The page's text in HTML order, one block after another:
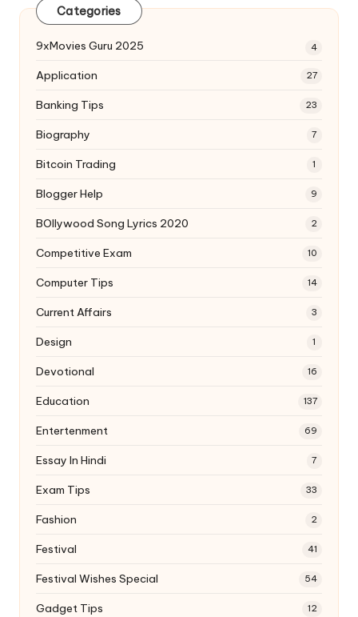
Categories
9xMovies Guru 2025 4
Application 27
Banking Tips 23
Biography 7
Bitcoin Trading 1
Blogger Help 9
BOllywood Song Lyrics 2020 2
Competitive Exam 10
Computer Tips 14
Current Affairs 3
Design 1
Devotional 16
Education 137
Entertenment 69
Essay In Hindi 7
Exam Tips 33
Fashion 2
Festival 41
Festival Wishes Special 54
Gadget Tips 12